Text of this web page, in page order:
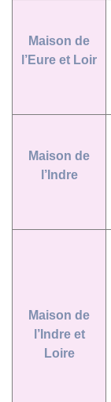
Maison de
l’Eure et Loir
Maison de
l’Indre
Maison de
l’Indre et
Loire